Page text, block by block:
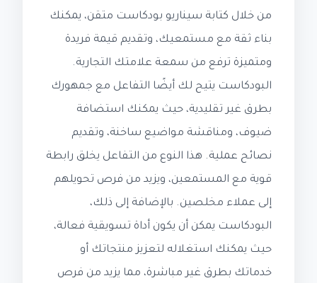
من خلال كتابة سيناريو بودكاست متقن، يمكنك
بناء ثقة مع مستمعيك، وتقديم قيمة فريدة
ومتميزة ترفع من سمعة علامتك التجارية.
البودكاست يتيح لك أيضًا التفاعل مع جمهورك
بطرق غير تقليدية، حيث يمكنك استضافة
ضيوف، ومناقشة مواضيع ساخنة، وتقديم
نصائح عملية. هذا النوع من التفاعل يخلق رابطة
قوية مع المستمعين، ويزيد من فرص تحويلهم
إلى عملاء مخلصين. بالإضافة إلى ذلك،
البودكاست يمكن أن يكون أداة تسويقية فعالة،
حيث يمكنك استغلاله لتعزيز منتجاتك أو
خدماتك بطرق غير مباشرة، مما يزيد من فرص